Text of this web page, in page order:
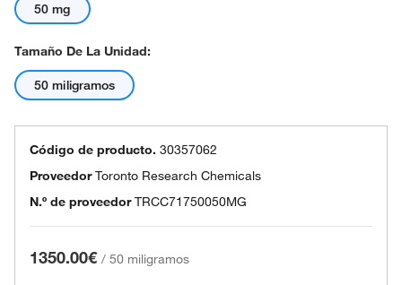
50 mg
Tamaño De La Unidad:
50 miligramos
Código de producto. 30357062
ProveedorToronto Research Chemicals
N.º de proveedor TRCC71750050MG
1350.00€ / 50 miligramos